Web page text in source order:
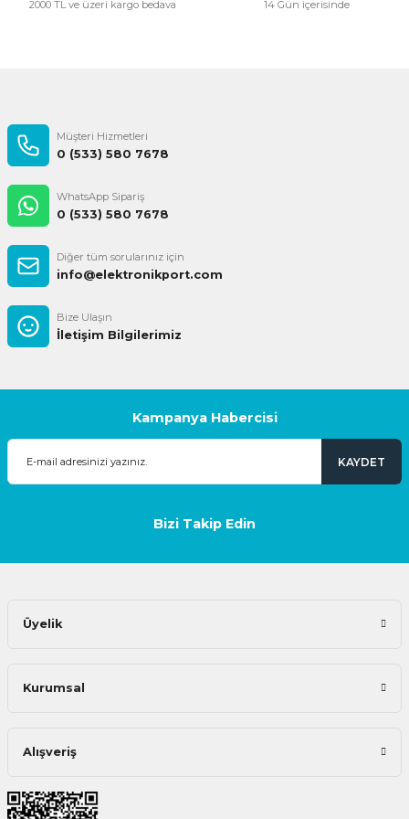
2000 TL ve üzeri kargo bedava 14 Gün içerisinde
Müşteri Hizmetleri
0 (533) 580 7678
WhatsApp Sipariş
0 (533) 580 7678
Diğer tüm sorularınız için
info@elektronikport.com
Bize Ulaşın
İletişim Bilgilerimiz
Kampanya Habercisi
KAYDET
Bizi Takip Edin
Üyelik
Kurumsal
Alışveriş